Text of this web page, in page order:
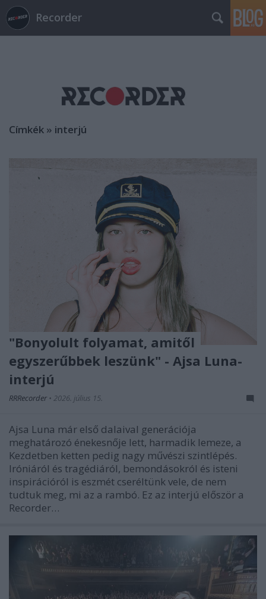
Recorder
Címkék » interjú
"Bonyolult folyamat, amitől
egyszerűbbek leszünk" - Ajsa Luna-
interjú
RRRecorder • 2026. július 15.
Ajsa Luna már első dalaival generációja
meghatározó énekesnője lett, harmadik lemeze, a
Kezdetben ketten pedig nagy művészi szintlépés.
Iróniáról és tragédiáról, bemondásokról és isteni
inspirációról is eszmét cseréltünk vele, de nem
tudtuk meg, mi az a rambó. Ez az interjú először a
Recorder…